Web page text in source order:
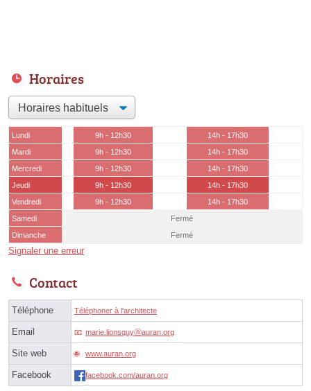
Horaires
Lundi 9h - 12h30
14h - 17h30
Mardi
9h - 12h30
14h - 17h30
Mercredi
9h - 12h30
14h - 17h30
Jeudi
9h - 12h30
14h - 17h30
Vendredi
9h - 12h30
14h - 17h30
Samedi
Fermé
Dimanche
Fermé
Signaler une erreur
Contact
Téléphone Téléphoner à l'architecte
Email marie.lionsquyⓐauran.org
Site web www.auran.org
Facebook facebook.com/auran.org